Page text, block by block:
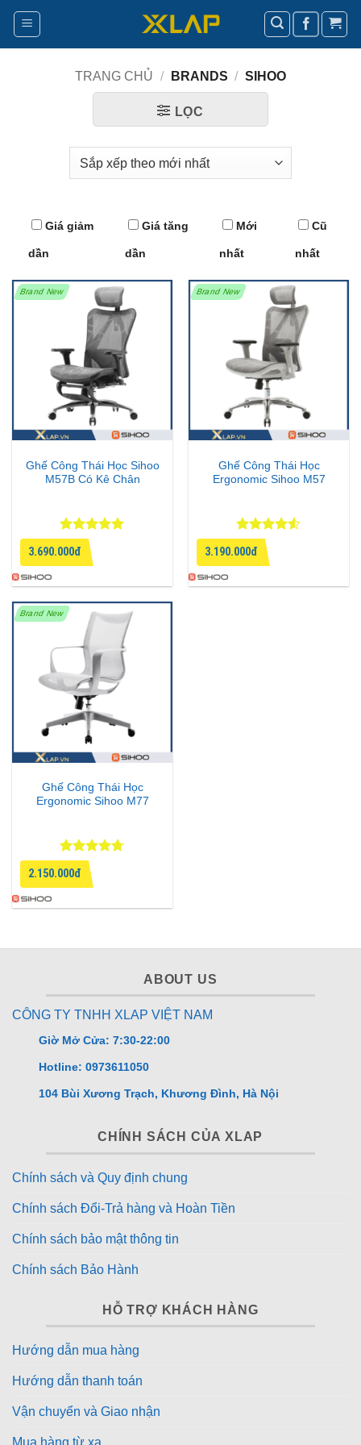
Bỏ
nội
TRANG CHỦ / BRANDS / SIHOO
LỌC
Giá giảm
dần
Giá tăng
dần
Mới
nhất
Cũ
nhất
Brand New
Ghế Công Thái Học Sihoo
M57B Có Kê Chân
Được xếp
hạng5
sao
3.690.000đ
Brand New
Ghế Công Thái Học
Ergonomic Sihoo M57
Được xếp
hạng4.5
5 sao
3.190.000đ
Brand New
Ghế Công Thái Học
Ergonomic Sihoo M77
Được xếp
hạng4.71
5 sao
2.150.000đ
ABOUT US
CÔNG TY TNHH XLAP VIỆT NAM
Giờ Mở Cửa: 7:30-22:00
Hotline: 0973611050
104 Bùi Xương Trạch, Khương Đình, Hà Nội
CHÍNH SÁCH CỦA XLAP
Chính sách và Quy định chung
Chính sách Đổi-Trả hàng và Hoàn Tiền
Chính sách bảo mật thông tin
Chính sách Bảo Hành
HỖ TRỢ KHÁCH HÀNG
Hướng dẫn mua hàng
Hướng dẫn thanh toán
Vận chuyển và Giao nhận